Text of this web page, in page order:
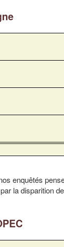
enquêtés
la disparition